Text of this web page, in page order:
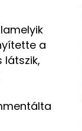
a
látszik,